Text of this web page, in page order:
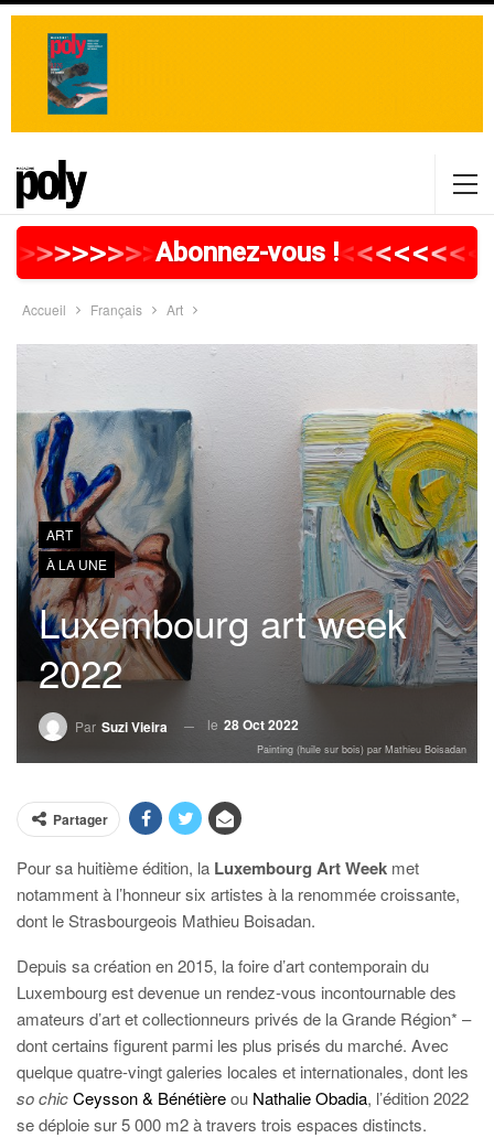
>>>>>>>>>>>>>>>>>
Abonnez-vous !<<<<<<<<
Accueil Français Art
ART
À LA UNE
Luxembourg art week
2022
Par Suzi Vieira le 28 Oct 2022
Painting (huile sur bois) par Mathieu Boisadan
Partager
Pour sa huitième édition, la Luxembourg Art Week met
notamment à l’honneur six artistes à la renommée croissante,
dont le Strasbourgeois Mathieu Boisadan.
Depuis sa création en 2015, la foire d’art contemporain du
Luxembourg est devenue un rendez-vous incontournable des
amateurs d’art et collectionneurs privés de la Grande Région* –
dont certains figurent parmi les plus prisés du marché. Avec
quelque quatre-vingt galeries locales et internationales, dont les
so chicCeysson & Bénétièreou Nathalie Obadia, l’édition 2022
se déploie sur 5 000 m2 à travers trois espaces distincts.